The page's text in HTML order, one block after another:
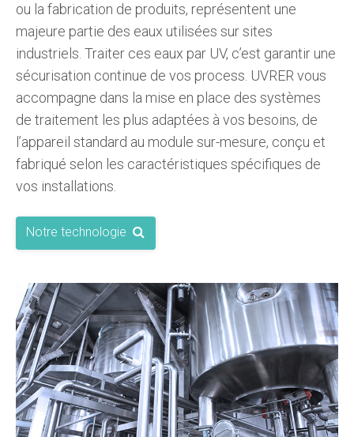
ou la fabrication de produits, représentent une
majeure partie des eaux utilisées sur sites
industriels. Traiter ces eaux par UV, c’est garantir une
sécurisation continue de vos process. UVRER vous
accompagne dans la mise en place des systèmes
de traitement les plus adaptées à vos besoins, de
l’appareil standard au module sur-mesure, conçu et
fabriqué selon les caractéristiques spécifiques de
vos installations.
Notre technologie